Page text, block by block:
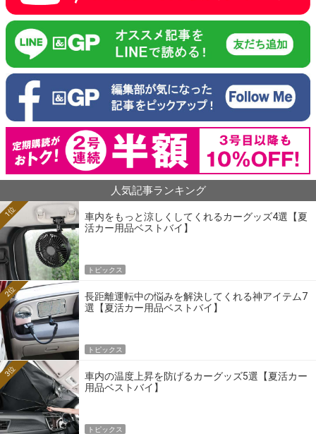
人気記事ランキング
車内をもっと涼しくしてくれるカーグッズ4選【夏
活カー用品ベストバイ】
1位
トピックス
長距離運転中の悩みを解決してくれる神アイテム7
選【夏活カー用品ベストバイ】
2位
トピックス
車内の温度上昇を防げるカーグッズ5選【夏活カー
用品ベストバイ】
3位
トピックス